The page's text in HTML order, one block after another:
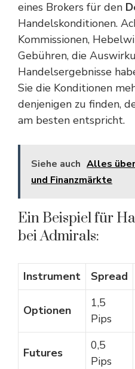
eines Brokers für den
Handelskonditionen.
Kommissionen,
Gebühren, die
Handelsergebnisse
Sie die Konditionen
denjenigen zu finden,
am besten entspricht.
Siehe auch Alles
und Finanzmärkte
Ein Beispiel für
bei Admirals:
Instrument Spread
Optionen
1,5
Pips
Futures
0,5
Pips